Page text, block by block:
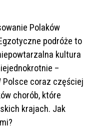
Polaków
podróże to
kultura
–
Polsce coraz częściej
chorób, które
krajach. Jak